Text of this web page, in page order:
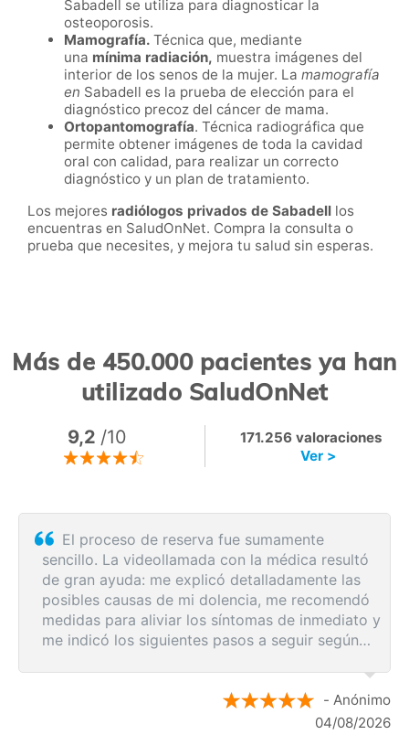
Sabadell se utiliza para diagnosticar la
osteoporosis.
Mamografía. Técnica que, mediante
una mínima radiación, muestra imágenes del
interior de los senos de la mujer. La mamografía
en Sabadell es la prueba de elección para el
diagnóstico precoz del cáncer de mama.
Ortopantomografía. Técnica radiográfica que
permite obtener imágenes de toda la cavidad
oral con calidad, para realizar un correcto
diagnóstico y un plan de tratamiento.
Los mejores radiólogos privados de Sabadell los
encuentras en SaludOnNet. Compra la consulta o
prueba que necesites, y mejora tu salud sin esperas.
Más de 450.000 pacientes ya han
utilizado SaludOnNet
9,2 /10
171.256 valoraciones
Ver >
El proceso de reserva fue sumamente
sencillo. La videollamada con la médica resultó
de gran ayuda: me explicó detalladamente las
posibles causas de mi dolencia, me recomendó
medidas para aliviar los síntomas de inmediato y
me indicó los siguientes pasos a seguir según
- Anónimo
04/08/2026